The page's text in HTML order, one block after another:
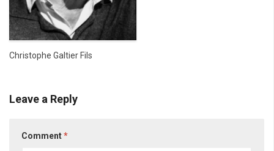
Christophe Galtier Fils
Leave a Reply
Comment*